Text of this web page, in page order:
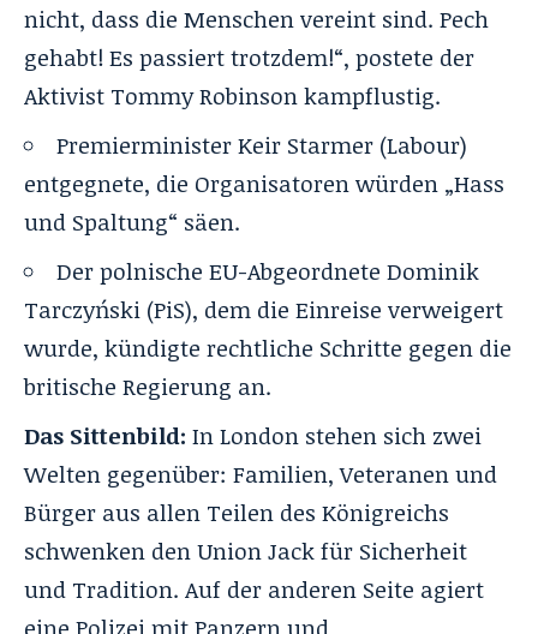
nicht, dass die Menschen vereint sind. Pech
gehabt! Es passiert trotzdem!“, postete der
Aktivist Tommy Robinson kampflustig.
Premierminister Keir Starmer (Labour)
entgegnete, die Organisatoren würden „Hass
und Spaltung“ säen.
Der polnische EU-Abgeordnete Dominik
Tarczyński (PiS), dem die Einreise verweigert
wurde, kündigte rechtliche Schritte gegen die
britische Regierung an.
Das Sittenbild: In London stehen sich zwei
Welten gegenüber: Familien, Veteranen und
Bürger aus allen Teilen des Königreichs
schwenken den Union Jack für Sicherheit
und Tradition. Auf der anderen Seite agiert
eine Polizei mit Panzern und